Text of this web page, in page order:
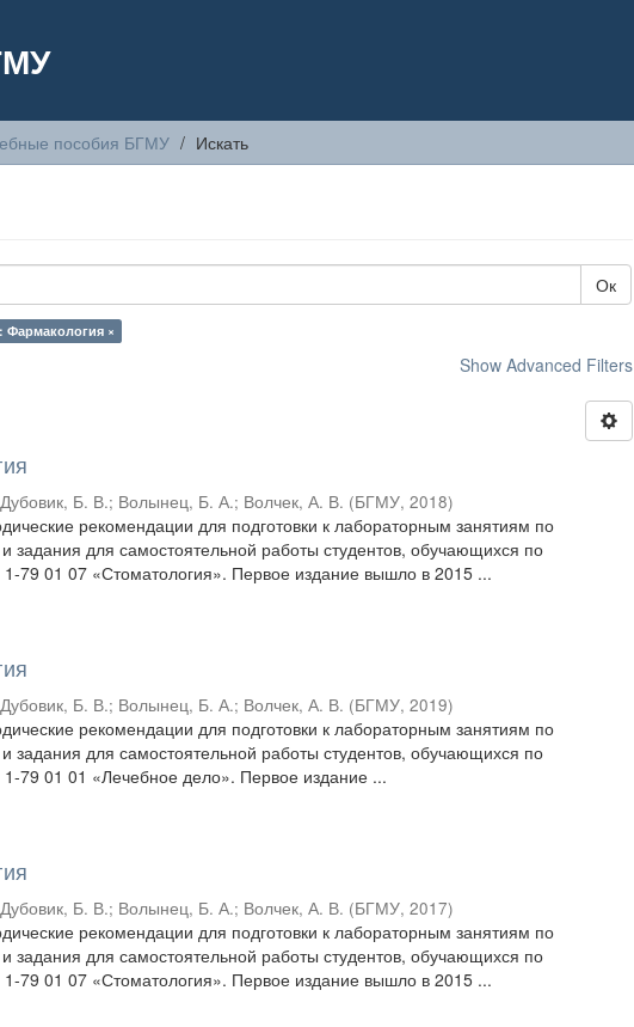
пособия БГМУ Искать
Ок
Фармакология ×
Show Advanced Filters
Дубовик, Б. В.; Волынец, Б. А.; Волчек, А. В. (БГМУ,2018)
рекомендации для подготовки к лабораторным занятиям по
задания для самостоятельной работы студентов, обучающихся по
1-79 01 07 «Стоматология». Первое издание вышло в 2015 ...
Дубовик, Б. В.; Волынец, Б. А.; Волчек, А. В. (БГМУ,2019)
рекомендации для подготовки к лабораторным занятиям по
задания для самостоятельной работы студентов, обучающихся по
1-79 01 01 «Лечебное дело». Первое издание ...
Дубовик, Б. В.; Волынец, Б. А.; Волчек, А. В. (БГМУ,2017)
рекомендации для подготовки к лабораторным занятиям по
задания для самостоятельной работы студентов, обучающихся по
1-79 01 07 «Стоматология». Первое издание вышло в 2015 ...